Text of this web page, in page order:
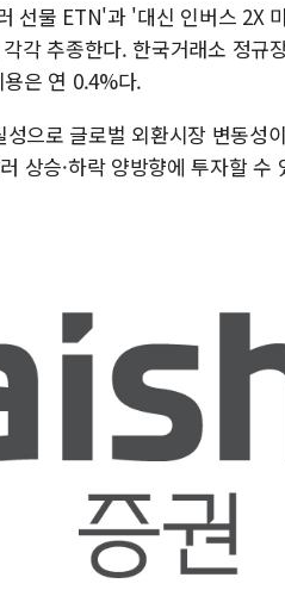
선물 ETN'과 '대신 인버스 2X
각 추종한다. 한국거래소 정규
은 연 0.4%다.
으로 글로벌 외환시장 변동성
상승·하락 양방향에 투자할